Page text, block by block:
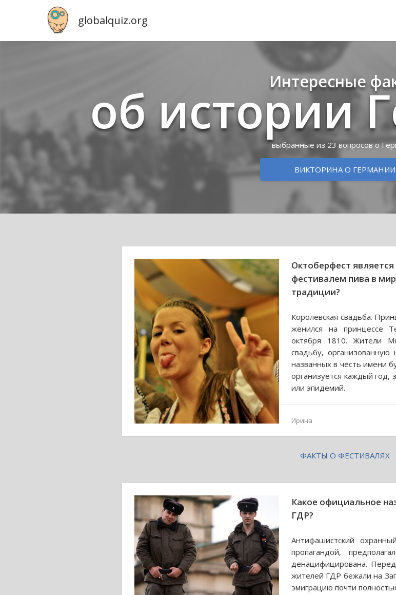
globalquiz.org
Интересные
об истории
выбранные из 23 вопросов о
ВИКТОРИНА О ГЕРМАНИИ
Октоберфест
фестивалем пива в
традиции?
Королевская свадьба.
женился на принцессе
октября 1810. Жители
свадьбу,
названных в честь имени
организуется каждый год,
или эпидемий.
Ирина
ФАКТЫ О ФЕСТИВАЛЯХ
Какое официальное
ГДР?
Антифашистский
пропагандой,
денацифицирована.
жителей ГДР бежали на
эмиграцию почти